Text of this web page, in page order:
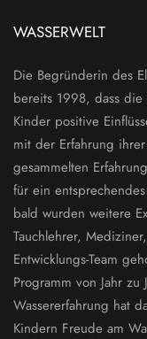
WASSERWELT
Die Begründerin des
bereits 1998, dass
Kinder positive
mit der Erfahrung
gesammelten
für ein
bald wurden weitere
Tauchlehrer,
Entwicklungs-Team
Programm von Jahr
Wassererfahrung hat
Kindern Freude am